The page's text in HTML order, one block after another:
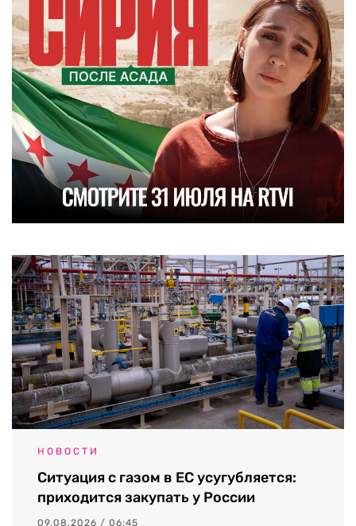
НОВОСТИ
Ситуация с газом в ЕС усугубляется:
приходится закупать у России
09.08.2026 / 06:45
Выходные данные СМИ RTVI
Пользовательское соглашение
Политика обработки персональных данных